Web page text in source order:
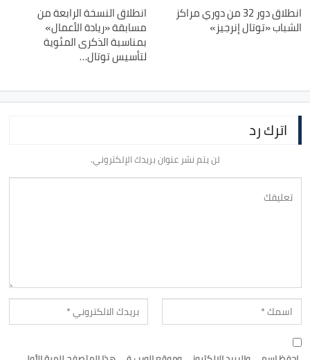
انطلاق دور 32 من دوري مراكز
الشباب «توتال إنرجيز»
انطلاق النسخة الرابعة من
مسابقة «ريادة الأعمال»
بمناسبة الذكرى المئوية
لتأسيس توتال…
اترك رد
لن يتم نشر عنوان بريدك الإلكتروني.